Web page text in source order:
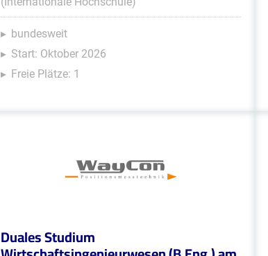
bundesweit
Start: Oktober 2026
Freie Plätze: 1
Duales Studium